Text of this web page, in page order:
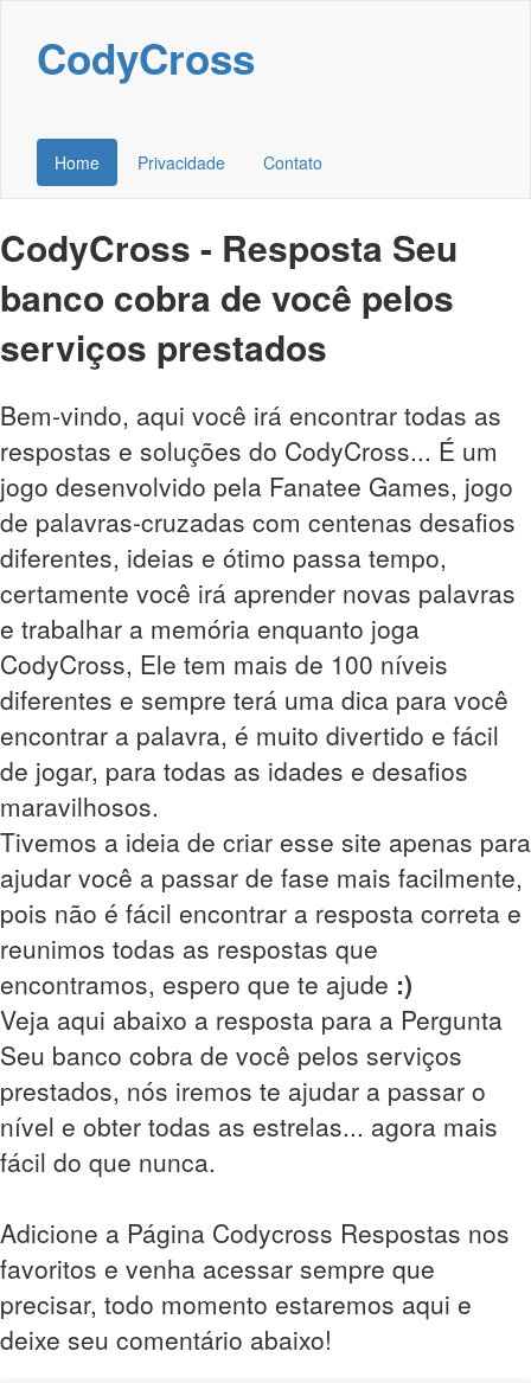
CodyCross
Home Privacidade Contato
CodyCross - Resposta Seu
banco cobra de você pelos
serviços prestados
Bem-vindo, aqui você irá encontrar todas as
respostas e soluções do CodyCross... É um
jogo desenvolvido pela Fanatee Games, jogo
de palavras-cruzadas com centenas desafios
diferentes, ideias e ótimo passa tempo,
certamente você irá aprender novas palavras
e trabalhar a memória enquanto joga
CodyCross, Ele tem mais de 100 níveis
diferentes e sempre terá uma dica para você
encontrar a palavra, é muito divertido e fácil
de jogar, para todas as idades e desafios
maravilhosos.
Tivemos a ideia de criar esse site apenas para
ajudar você a passar de fase mais facilmente,
pois não é fácil encontrar a resposta correta e
reunimos todas as respostas que
encontramos, espero que te ajude :)
Veja aqui abaixo a resposta para a Pergunta
Seu banco cobra de você pelos serviços
prestados, nós iremos te ajudar a passar o
nível e obter todas as estrelas... agora mais
fácil do que nunca.
Adicione a Página Codycross Respostas nos
favoritos e venha acessar sempre que
precisar, todo momento estaremos aqui e
deixe seu comentário abaixo!